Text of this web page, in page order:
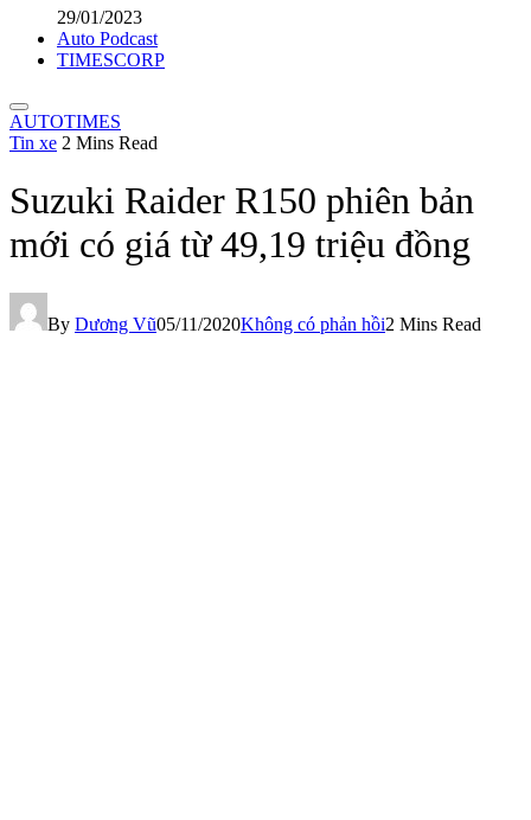
29/01/2023
Auto Podcast
TIMESCORP
AUTOTIMES
Tin xe 2 Mins Read
Suzuki Raider R150 phiên bản
mới có giá từ 49,19 triệu đồng
By Dương Vũ05/11/2020Không có phản hồi2 Mins Read